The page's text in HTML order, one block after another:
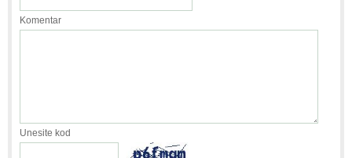
Komentar
Unesite kod